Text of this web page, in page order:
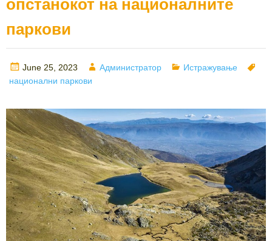
опстанокот на националните
паркови
Posted
on
June 25, 2023 Author
Администратор Categories
Истражување
национални паркови